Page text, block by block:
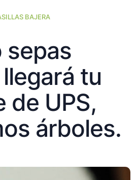
BAJERA
sepas
tu
de UPS,
árboles.